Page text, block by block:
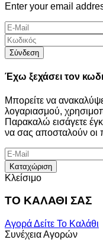
Enter your email
Σύνδεση
Έχω ξεχάσει τον
Μπορείτε να
λογαριασμού,
Παρακαλώ εισάγετε
να σας αποσταλούν οι
Καταχώριση
Κλείσιμο
ΤΟ ΚΑΛΑΘΙ ΣΑΣ
ΑγοράΔείτε Το Καλάθι
Συνέχεια Αγορών